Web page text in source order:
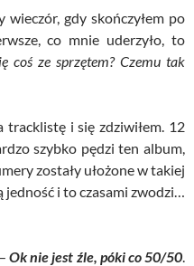
gdy skończyłem po
co mnie uderzyło, to
coś ze sprzętem? Czemu tak
tracklistę i się zdziwiłem. 12
szybko pędzi ten album,
zostały ułożone w takiej
i to czasami zwodzi…
Ok nie jest źle, póki co 50/50